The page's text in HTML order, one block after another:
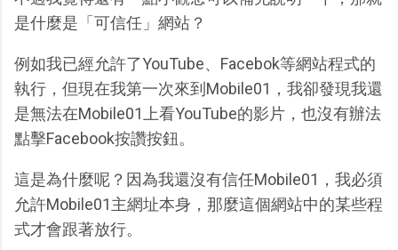
是什麼是「可信任」網站？
例如我已經允許了YouTube、Facebok等網站程式的
執行，但現在我第一次來到Mobile01，我卻發現我還
是無法在Mobile01上看YouTube的影片，也沒有辦法
點擊Facebook按讚按鈕。
這是為什麼呢？因為我還沒有信任Mobile01，我必須
允許Mobile01主網址本身，那麼這個網站中的某些程
式才會跟著放行。